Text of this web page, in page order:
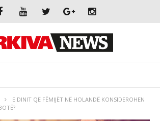
E DINIT QË FËMIJËT NË HOLANDË KONSIDEROHEN